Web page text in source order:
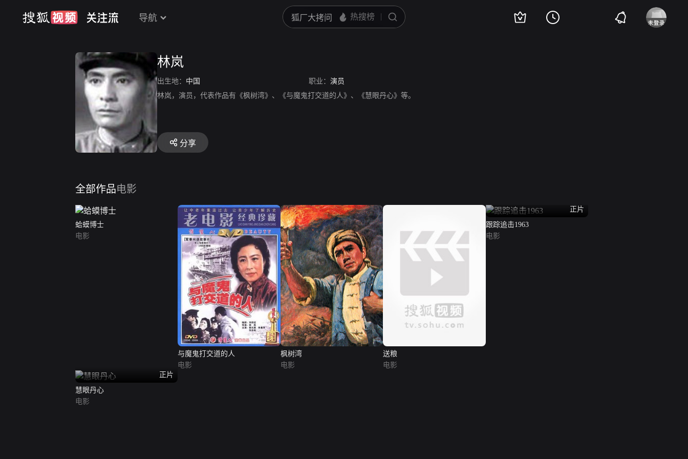
导航
林岚
出生地： 中国 职业： 演员
林岚，演员，代表作品有《枫树湾》、《与魔鬼打交道的人》、《慧眼丹心》等。
分享
全部作品电影
蛤蟆博士
电影
与魔鬼打交道的人
电影
枫树湾
电影
送粮
电影
正片
跟踪追击1963
电影
正片
慧眼丹心
电影